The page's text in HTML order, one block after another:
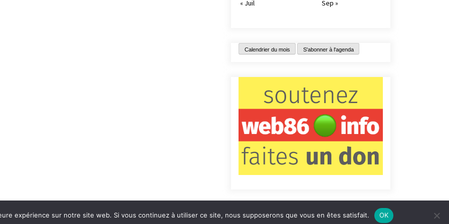
« Juil
Sep »
Calendrier du mois S'abonner à l'agenda
Contact Qui sommes-nous ? Informations légales
expérience sur notre site web. Si vous continuez à utiliser ce site, nous supposerons que vous en êtes satisfait. OK